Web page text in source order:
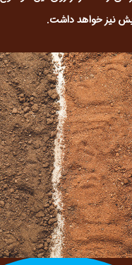
نیز خواهد داشت.